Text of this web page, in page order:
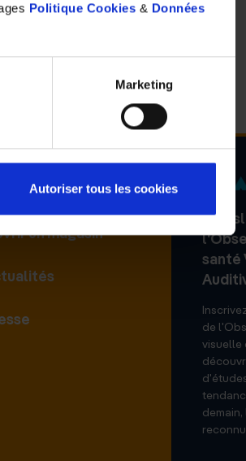
Politique Cookies & Données
Marketing
Autoriser tous les cookies
un magasin
santé
de
visuelle